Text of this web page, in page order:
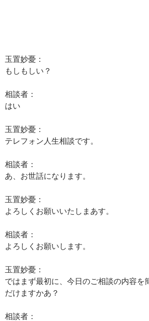
玉置妙憂：
もしもしい？
相談者：
はい
玉置妙憂：
テレフォン人生相談です。
相談者：
あ、お世話になります。
玉置妙憂：
よろしくお願いいたしまあす。
相談者：
よろしくお願いします。
玉置妙憂：
ではまず最初に、今日のご相談の内容を
だけますかあ？
相談者：